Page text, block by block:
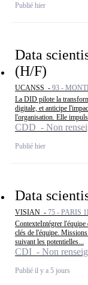
Publié hier
Data
(H/F)
UCANSS - 93 -
La DID pilote la
digitale, et anticipe
l'organisation. Elle
CDD - Non
Publié hier
Data
VISIAN - 75 - PARIS
ContexteIntégrer l'équipe
clés de l'équipe.
suivant les potentielles...
CDI - Non
Publié il y a 5 jours